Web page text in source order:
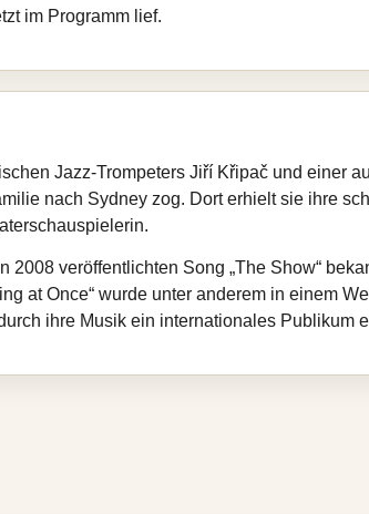
im Programm lief.
Jazz‑Trompeters Jiří Křipač und einer
nach Sydney zog. Dort erhielt sie ihre
veröffentlichten Song „The Show“
at Once“ wurde unter anderem in einem
ihre Musik ein internationales Publikum